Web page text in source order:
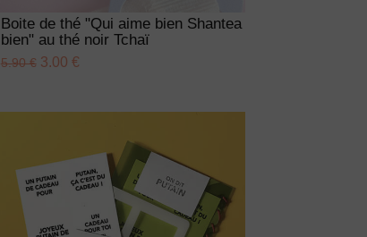
Boite de thé "Qui aime bien Shantea
bien" au thé noir Tchaï
5.90 €3.00 €